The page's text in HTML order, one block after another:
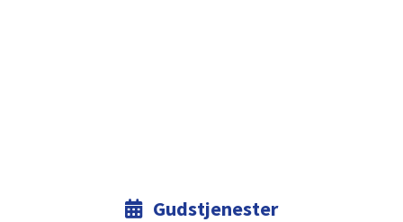
Gudstjenester